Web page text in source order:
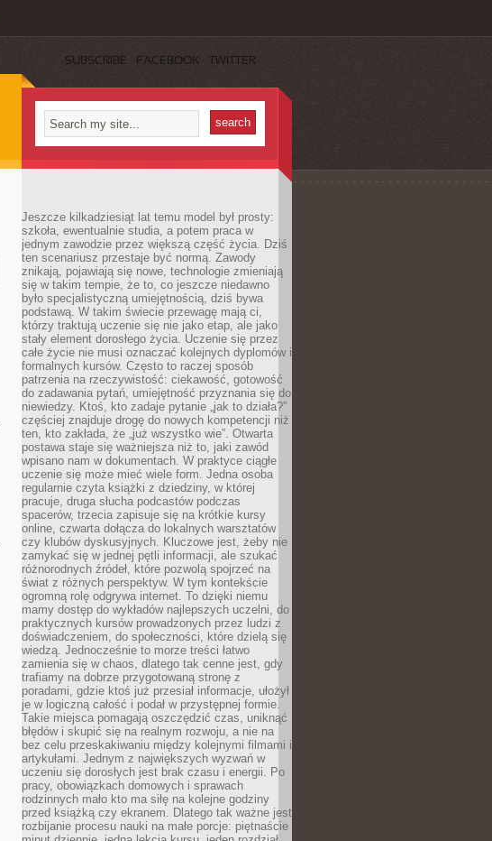
SUBSCRIBE FACEBOOK TWITTER
Jeszcze kilkadziesiąt lat temu model był prosty:
szkoła, ewentualnie studia, a potem praca w
jednym zawodzie przez większą część życia. Dziś
ten scenariusz przestaje być normą. Zawody
znikają, pojawiają się nowe, technologie zmieniają
się w takim tempie, że to, co jeszcze niedawno
było specjalistyczną umiejętnością, dziś bywa
podstawą. W takim świecie przewagę mają ci,
którzy traktują uczenie się nie jako etap, ale jako
stały element dorosłego życia. Uczenie się przez
całe życie nie musi oznaczać kolejnych dyplomów i
formalnych kursów. Często to raczej sposób
patrzenia na rzeczywistość: ciekawość, gotowość
do zadawania pytań, umiejętność przyznania się do
niewiedzy. Ktoś, kto zadaje pytanie „jak to działa?”
częściej znajduje drogę do nowych kompetencji niż
ten, kto zakłada, że „już wszystko wie”. Otwarta
postawa staje się ważniejsza niż to, jaki zawód
wpisano nam w dokumentach. W praktyce ciągłe
uczenie się może mieć wiele form. Jedna osoba
regularnie czyta książki z dziedziny, w której
pracuje, druga słucha podcastów podczas
spacerów, trzecia zapisuje się na krótkie kursy
online, czwarta dołącza do lokalnych warsztatów
czy klubów dyskusyjnych. Kluczowe jest, żeby nie
zamykać się w jednej pętli informacji, ale szukać
różnorodnych źródeł, które pozwolą spojrzeć na
świat z różnych perspektyw. W tym kontekście
ogromną rolę odgrywa internet. To dzięki niemu
mamy dostęp do wykładów najlepszych uczelni, do
praktycznych kursów prowadzonych przez ludzi z
doświadczeniem, do społeczności, które dzielą się
wiedzą. Jednocześnie to morze treści łatwo
zamienia się w chaos, dlatego tak cenne jest, gdy
trafiamy na dobrze przygotowaną stronę z
poradami, gdzie ktoś już przesiał informacje, ułożył
je w logiczną całość i podał w przystępnej formie.
Takie miejsca pomagają oszczędzić czas, uniknąć
błędów i skupić się na realnym rozwoju, a nie na
bez celu przeskakiwaniu między kolejnymi filmami i
artykułami. Jednym z największych wyzwań w
uczeniu się dorosłych jest brak czasu i energii. Po
pracy, obowiązkach domowych i sprawach
rodzinnych mało kto ma siłę na kolejne godziny
przed książką czy ekranem. Dlatego tak ważne jest
rozbijanie procesu nauki na małe porcje: piętnaście